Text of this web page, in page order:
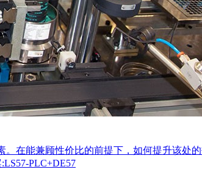
在能兼顾性价比的前提下，如何提升该处
PLC+DE57